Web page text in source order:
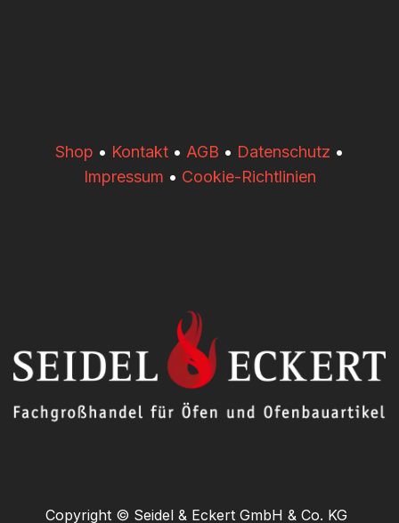
​​Shop • Kontakt • AGB • Datenschutz •
Impressum • Cookie-Richtlinien
Copyright © Seidel & Eckert GmbH & Co. KG